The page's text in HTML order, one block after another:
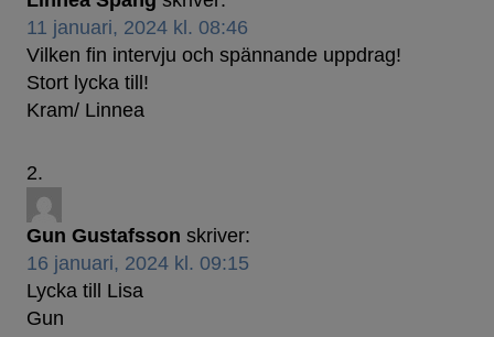
11 januari, 2024 kl. 08:46
Vilken fin intervju och spännande uppdrag!
Stort lycka till!
Kram/ Linnea
Gun Gustafsson skriver:
16 januari, 2024 kl. 09:15
Lycka till Lisa
Gun